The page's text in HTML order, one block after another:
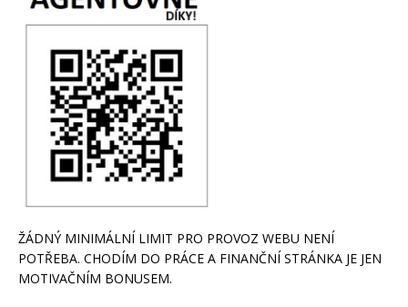
ŽÁDNÝ MINIMÁLNÍ LIMIT PRO PROVOZ WEBU NENÍ
POTŘEBA. CHODÍM DO PRÁCE A FINANČNÍ STRÁNKA JE JEN
MOTIVAČNÍM BONUSEM.